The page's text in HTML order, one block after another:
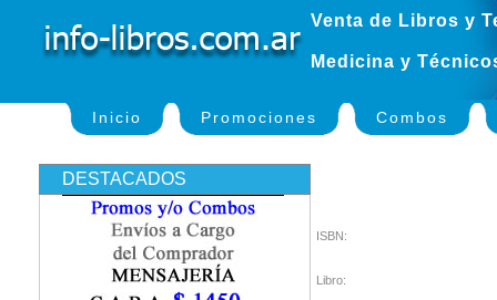
Venta de Libros y
Medicina y
Inicio Promociones Combos
DESTACADOS
ISBN:
Libro: